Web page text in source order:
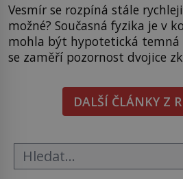
Vesmír se rozpíná stále
možné? Současná fyzika je v
mohla být hypotetická temná
se zaměří pozornost dvojice
hmatatelnějšího. Naprosto
Astronomové Pedro
mravenčí prací zkoumají
DALŠÍ ČLÁNKY Z